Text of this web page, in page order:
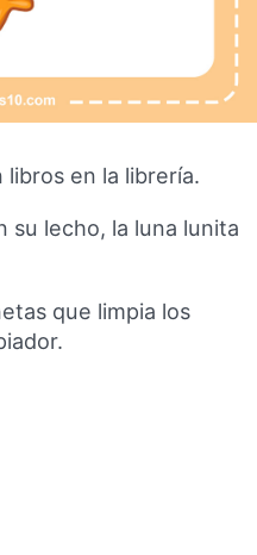
libros en la librería.
su lecho, la luna lunita
que limpia los